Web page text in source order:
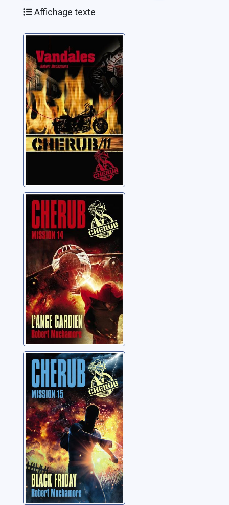
Affichage texte
Cherub: 11:
Vandales
Muchamore, Robert
Cherub: 14:
L'ange gardien
Muchamore, Robert
Cherub: 15:
Black Friday
Muchamore, Robert